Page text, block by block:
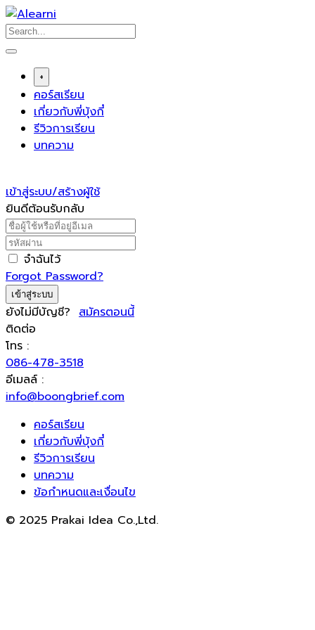
Skip
to
content
+
คอร์สเรียน
เกี่ยวกับพี่บุ้งกี๋
รีวิวการเรียน
บทความ
เข้าสู่ระบบ/สร้างผู้ใช้
ยินดีต้อนรับกลับ
จำฉันไว้
Forgot Password?
เข้าสู่ระบบ
ยังไม่มีบัญชี? สมัครตอนนี้
ติดต่อ
โทร :
086-478-3518
อีเมลล์ :
info@boongbrief.com
คอร์สเรียน
เกี่ยวกับพี่บุ้งกี๋
รีวิวการเรียน
บทความ
ข้อกำหนดและเงื่อนไข
© 2025 Prakai Idea Co.,Ltd.